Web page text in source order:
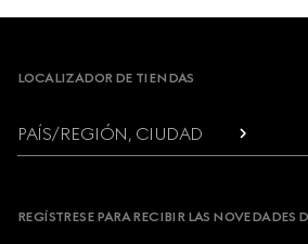
LOCALIZADOR DE TIENDAS
PAÍS/REGIÓN, CIUDAD
REGÍSTRESE PARA RECIBIR LAS NOVEDADES